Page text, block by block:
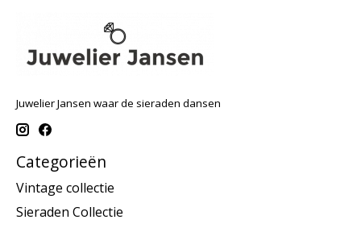
Juwelier Jansen waar de sieraden dansen
Categorieën
Vintage collectie
Sieraden Collectie